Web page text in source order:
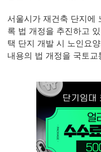
서울시가 재건축 단지에
록 법 개정을 추진하고
택 단지 개발 시 노인요
내용의 법 개정을 국토교